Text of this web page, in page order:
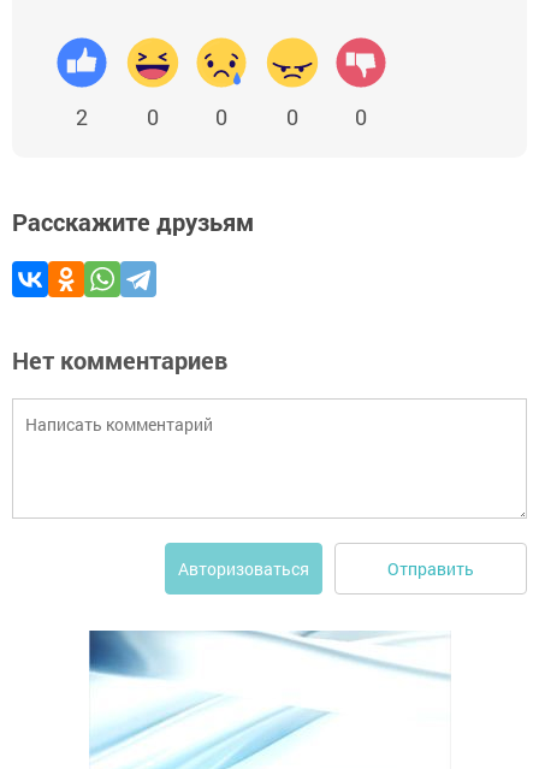
2 0 0 0 0
Расскажите друзьям
Нет комментариев
Авторизоваться Отправить